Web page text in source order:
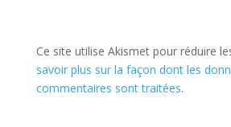
Ce site utilise Akismet pour réduire
savoir plus sur la façon dont les
commentaires sont traitées.